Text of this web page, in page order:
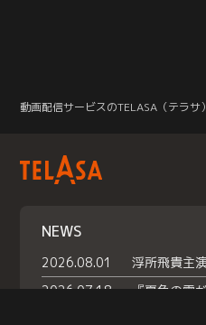
動画配信サービスのTELASA（テラサ）
NEWS
2026.08.01
2026.07.18